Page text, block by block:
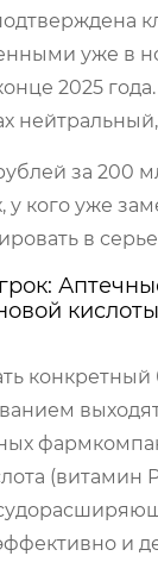
уже в
2025
за 200
у кого уже
в
(витамин
и